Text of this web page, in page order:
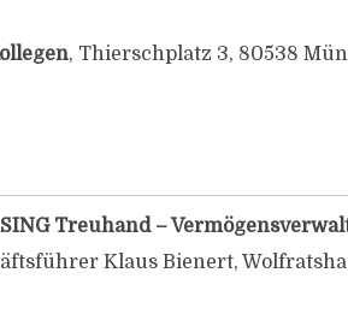
, Thierschplatz 3, 80538
Treuhand –
Klaus Bienert,